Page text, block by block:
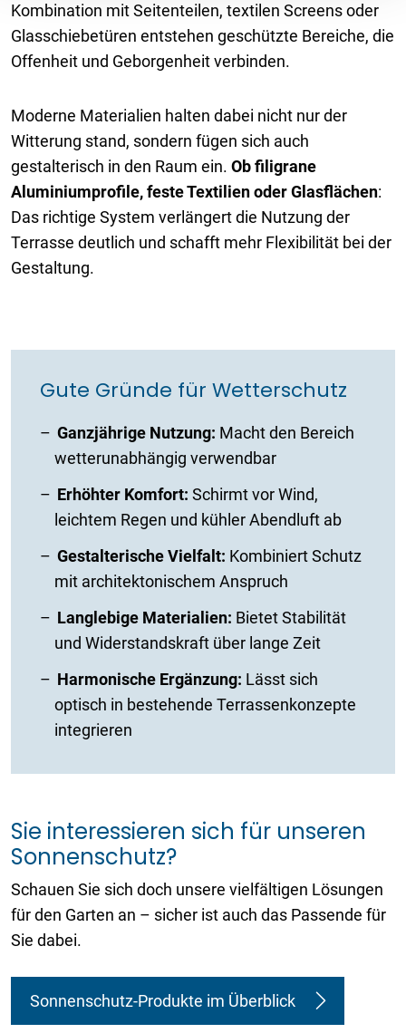
Kombination mit Seitenteilen, textilen Screens oder
Glasschiebetüren entstehen geschützte Bereiche, die
Offenheit und Geborgenheit verbinden.
Moderne Materialien halten dabei nicht nur der
Witterung stand, sondern fügen sich auch
gestalterisch in den Raum ein. Ob filigrane
Aluminiumprofile, feste Textilien oder Glasflächen:
Das richtige System verlängert die Nutzung der
Terrasse deutlich und schafft mehr Flexibilität bei der
Gestaltung.
Gute Gründe für Wetterschutz
Ganzjährige Nutzung: Macht den Bereich
wetterunabhängig verwendbar
Erhöhter Komfort: Schirmt vor Wind,
leichtem Regen und kühler Abendluft ab
Gestalterische Vielfalt: Kombiniert Schutz
mit architektonischem Anspruch
Langlebige Materialien: Bietet Stabilität
und Widerstandskraft über lange Zeit
Harmonische Ergänzung: Lässt sich
optisch in bestehende Terrassenkonzepte
integrieren
Sie interessieren sich für unseren
Sonnenschutz?
Schauen Sie sich doch unsere vielfältigen Lösungen
für den Garten an – sicher ist auch das Passende für
Sie dabei.
Sonnenschutz-Produkte im Überblick